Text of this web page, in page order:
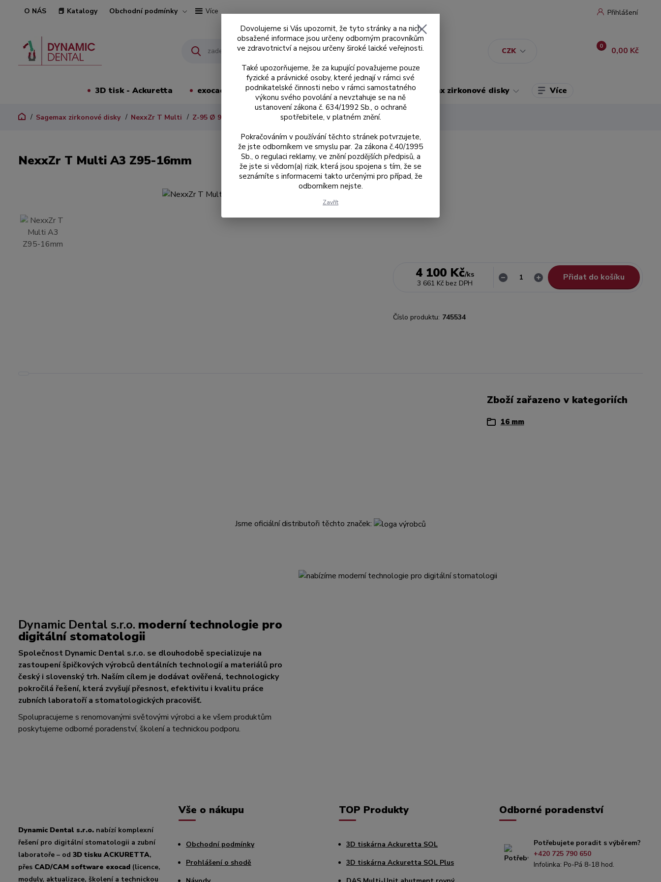
O NÁS 📕 Katalogy Obchodní podmínky Více
CZK
Přihlášení
Hledat 0 0,00 Kč
3D tisk - Ackuretta exocad Skenery MEDIT Sagemax Sagemax zirkonové disky Více
Sagemax zirkonové disky NexxZr T Multi Z-95 Ø 95 mm se zářezy 16 mm NexxZr T Multi A3 Z95-16mm
NexxZr T Multi A3 Z95-16mm
4 100 Kč/ks
3 661 Kč bez DPH
Přidat do košíku
Číslo produktu: 745534
Zboží zařazeno v kategoriích
16 mm
Jsme oficiální distributoři těchto značek:
Dynamic Dental s.r.o. moderní technologie pro
digitální stomatologii
Společnost Dynamic Dental s.r.o. se dlouhodobě specializuje na
zastoupení špičkových výrobců dentálních technologií a materiálů pro
český i slovenský trh. Naším cílem je dodávat ověřená, technologicky
pokročilá řešení, která zvyšují přesnost, efektivitu i kvalitu práce
zubních laboratoří a stomatologických pracovišť.
Spolupracujeme s renomovanými světovými výrobci a ke všem produktům
poskytujeme odborné poradenství, školení a technickou podporu.
Dynamic Dental s.r.o. nabízí komplexní
řešení pro digitální stomatologii a zubní
laboratoře – od 3D tisku ACKURETTA,
přes CAD/CAM software exocad (licence,
moduly, aktualizace, školení a technickou
Vše o nákupu
Obchodní podmínky
Prohlášení o shodě
TOP Produkty
3D tiskárna Ackuretta SOL
3D tiskárna Ackuretta SOL Plus
Odborné poradenství
Potřebujete poradit s výběrem?
+420 725 790 650
Infolinka: Po-Pá 8-18 hod.
Dovolujeme si Vás upozornit, že tyto stránky a na nich
obsažené informace jsou určeny odborným pracovníkům
ve zdravotnictví a nejsou určeny široké laické veřejnosti.
Také upozorňujeme, že za kupující považujeme pouze
fyzické a právnické osoby, které jednají v rámci své
podnikatelské činnosti nebo v rámci samostatného
výkonu svého povolání a nevztahuje se na ně
ustanovení zákona č. 634/1992 Sb., o ochraně
spotřebitele, v platném znění.
Pokračováním v používání těchto stránek potvrzujete,
že jste odborníkem ve smyslu par. 2a zákona č.40/1995
Sb., o regulaci reklamy, ve znění pozdějších předpisů, a
že jste si vědom(a) rizik, která jsou spojena s tím, že se
seznámíte s informacemi takto určenými pro případ, že
odborníkem nejste.
Zavřít